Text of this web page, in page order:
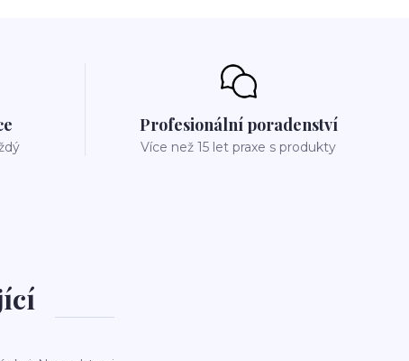
Profesionální poradenství
Více než 15 let praxe s produkty